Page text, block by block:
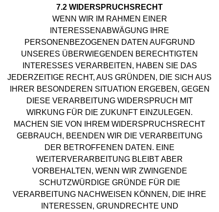
7.2 WIDERSPRUCHSRECHT
WENN WIR IM RAHMEN EINER
INTERESSENABWÄGUNG IHRE
PERSONENBEZOGENEN DATEN AUFGRUND
UNSERES ÜBERWIEGENDEN BERECHTIGTEN
INTERESSES VERARBEITEN, HABEN SIE DAS
JEDERZEITIGE RECHT, AUS GRÜNDEN, DIE SICH AUS
IHRER BESONDEREN SITUATION ERGEBEN, GEGEN
DIESE VERARBEITUNG WIDERSPRUCH MIT
WIRKUNG FÜR DIE ZUKUNFT EINZULEGEN.
MACHEN SIE VON IHREM WIDERSPRUCHSRECHT
GEBRAUCH, BEENDEN WIR DIE VERARBEITUNG
DER BETROFFENEN DATEN. EINE
WEITERVERARBEITUNG BLEIBT ABER
VORBEHALTEN, WENN WIR ZWINGENDE
SCHUTZWÜRDIGE GRÜNDE FÜR DIE
VERARBEITUNG NACHWEISEN KÖNNEN, DIE IHRE
INTERESSEN, GRUNDRECHTE UND